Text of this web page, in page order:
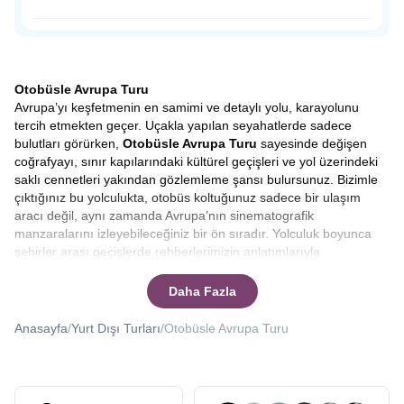
doğal güzelliğine rağmen, henüz çılgın turist kalabalığına
uğramamış bakir bir yerleşim yeri.
Otobüsle Avrupa Turu
Avrupa’yı keşfetmenin en samimi ve detaylı yolu, karayolunu
tercih etmekten geçer. Uçakla yapılan seyahatlerde sadece
bulutları görürken, Otobüsle Avrupa Turu sayesinde değişen
coğrafyayı, sınır kapılarındaki kültürel geçişleri ve yol üzerindeki
saklı cennetleri yakından gözlemleme şansı bulursunuz. Bizimle
çıktığınız bu yolculukta, otobüs koltuğunuz sadece bir ulaşım
aracı değil, aynı zamanda Avrupa’nın sinematografik
manzaralarını izleyebileceğiniz bir ön sıradır. Yolculuk boyunca
şehirler arası geçişlerde rehberlerimizin anlatımlarıyla
Bu tur, sadece varış noktasına odaklanmak yerine, yolculuğun
kendisinden keyif alanlar için tasarlanmıştır.
Turu kaç gün sürerya daOtobüsle Avrupa Turu kaç ülke
Daha Fazla
Anasayfa/Yurt Dışı Turları/Otobüsle Avrupa Turu